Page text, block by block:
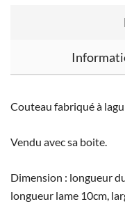
Couteau fabriqué à
Vendu avec sa boite.
Dimension : longueur
longueur lame 10cm,